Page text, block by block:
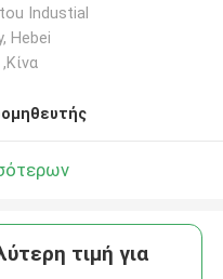
Industial
Hebei
τιμή για